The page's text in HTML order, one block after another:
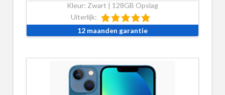
Kleur: Zwart | 128GB Opslag
Uiterlijk:
12 maanden garantie